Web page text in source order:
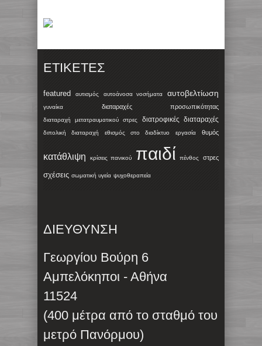
ΕΤΙΚΈΤΕΣ
featured αυτισμός αυτοάνοσα νοσήματα αυτοβελτίωση
γυναίκα διαταραχές προσωπικότητας
διαταραχή μετατραυματικού στρες διατροφικές διαταραχές
διπολική διαταραχή εθισμός στο διαδίκτυο εργασία θυμός
κατάθλιψη κρίσεις πανικού παιδί πένθος στρες
σχέσεις σωματική υγεία ψυχοθεραπεία
ΔΙΕΥΘΥΝΣΗ
Γεωργίου Βούρη 6
Αμπελόκηποι - Αθήνα
11524
(400 μέτρα από το σταθμό του
μετρό Πανόρμου)